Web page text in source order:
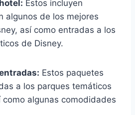
Estos incluyen
algunos de los mejores
así como entradas a los
de Disney.
Estos paquetes
a los parques temáticos
como algunas comodidades